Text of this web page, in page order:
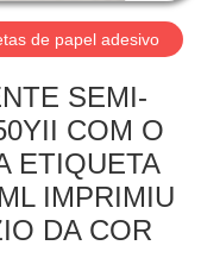
de papel adesivo
SEMI-
COM O
ETIQUETA
IMPRIMIU
DA COR